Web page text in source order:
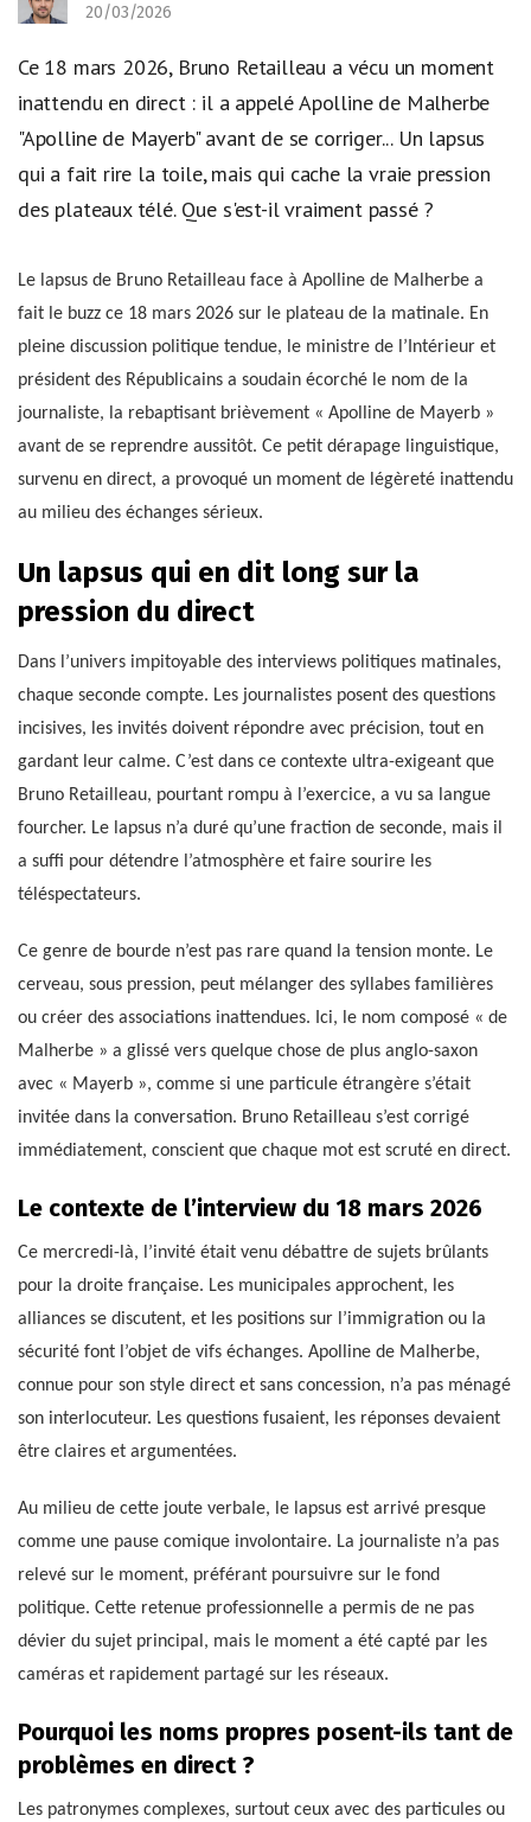
20/03/2026
Ce 18 mars 2026, Bruno Retailleau a vécu un moment
inattendu en direct : il a appelé Apolline de Malherbe
"Apolline de Mayerb" avant de se corriger... Un lapsus
qui a fait rire la toile, mais qui cache la vraie pression
des plateaux télé. Que s'est-il vraiment passé ?
Le lapsus de Bruno Retailleau face à Apolline de Malherbe a
fait le buzz ce 18 mars 2026 sur le plateau de la matinale. En
pleine discussion politique tendue, le ministre de l’Intérieur et
président des Républicains a soudain écorché le nom de la
journaliste, la rebaptisant brièvement « Apolline de Mayerb »
avant de se reprendre aussitôt. Ce petit dérapage linguistique,
survenu en direct, a provoqué un moment de légèreté inattendu
au milieu des échanges sérieux.
Un lapsus qui en dit long sur la
pression du direct
Dans l’univers impitoyable des interviews politiques matinales,
chaque seconde compte. Les journalistes posent des questions
incisives, les invités doivent répondre avec précision, tout en
gardant leur calme. C’est dans ce contexte ultra-exigeant que
Bruno Retailleau, pourtant rompu à l’exercice, a vu sa langue
fourcher. Le lapsus n’a duré qu’une fraction de seconde, mais il
a suffi pour détendre l’atmosphère et faire sourire les
téléspectateurs.
Ce genre de bourde n’est pas rare quand la tension monte. Le
cerveau, sous pression, peut mélanger des syllabes familières
ou créer des associations inattendues. Ici, le nom composé « de
Malherbe » a glissé vers quelque chose de plus anglo-saxon
avec « Mayerb », comme si une particule étrangère s’était
invitée dans la conversation. Bruno Retailleau s’est corrigé
immédiatement, conscient que chaque mot est scruté en direct.
Le contexte de l’interview du 18 mars 2026
Ce mercredi-là, l’invité était venu débattre de sujets brûlants
pour la droite française. Les municipales approchent, les
alliances se discutent, et les positions sur l’immigration ou la
sécurité font l’objet de vifs échanges. Apolline de Malherbe,
connue pour son style direct et sans concession, n’a pas ménagé
son interlocuteur. Les questions fusaient, les réponses devaient
être claires et argumentées.
Au milieu de cette joute verbale, le lapsus est arrivé presque
comme une pause comique involontaire. La journaliste n’a pas
relevé sur le moment, préférant poursuivre sur le fond
politique. Cette retenue professionnelle a permis de ne pas
dévier du sujet principal, mais le moment a été capté par les
caméras et rapidement partagé sur les réseaux.
Pourquoi les noms propres posent-ils tant de
problèmes en direct ?
Les patronymes complexes, surtout ceux avec des particules ou